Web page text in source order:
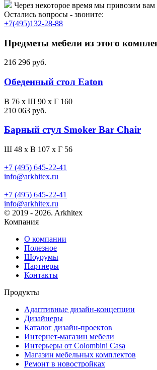
Через некоторое время мы привозим вам
Остались вопросы - звоните:
+7(495)132-28-88
Предметы мебели из этого
216 296 руб.
Обеденный стол Eaton
В 76 х Ш 90 х Г 160
210 063 руб.
Барный стул Smoker Bar Chair
Ш 48 x В 107 x Г 56
+7 (495) 645-22-41
info@arkhitex.ru
+7 (495) 645-22-41
info@arkhitex.ru
© 2019 - 2026. Arkhitex
Компания
О компании
Полезное
Шоурумы
Партнеры
Контакты
Продукты
Адаптивные дизайн-концепции
Дизайнеры
Каталог дизайн-проектов
Интернет-магазин мебели
Интерьеры от Colombini Casa
Магазин мебельных комплектов
Ремонт в новостройках